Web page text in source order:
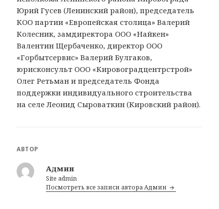
Юрий Гусев (Ленинский район), председатель
КОО партии «Европейская столица» Валерий
Колесник, замдиректора ООО «Найкен»
Валентин Щербаченко, директор ООО
«Горбытсервис» Валерий Булгаков,
юрисконсульт ООО «Кировоградцентрстрой»
Олег Ретьман и председатель Фонда
поддержки индивидуального строительства
на селе Леонид Сыроваткин (Кировский район).
АВТОР
Админ
Site admin
Посмотреть все записи автора Админ